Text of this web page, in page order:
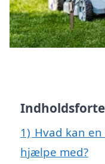
1) Hvad kan
hjælpe med?